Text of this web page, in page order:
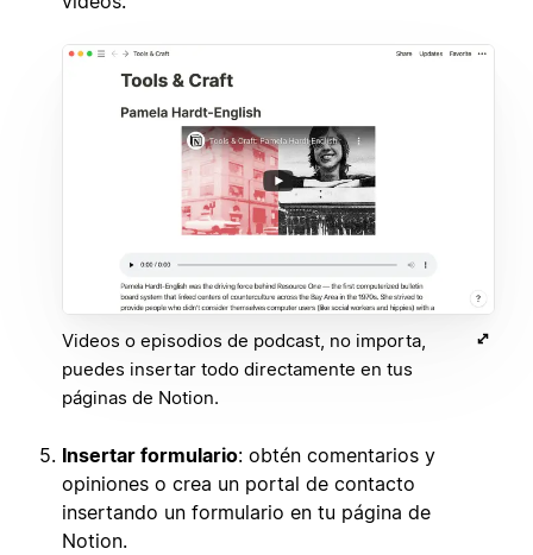
Videos o episodios de podcast, no importa,
puedes insertar todo directamente en tus
páginas de Notion.
Insertar formulario: obtén comentarios y
opiniones o crea un portal de contacto
insertando un formulario en tu página de
Notion.